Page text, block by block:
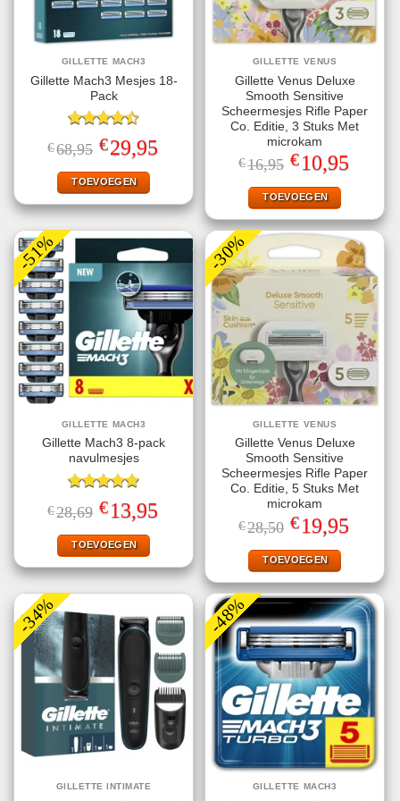
GILLETTE MACH3
Gillette Mach3 Mesjes 18-
Pack
Gewaardeerd
4.50uit 5
€68,95 Oorspronkelijke
prijs
was:
€68,95.
€29,95prijs
TOEVOEGEN
GILLETTE VENUS
Gillette Venus Deluxe
Smooth Sensitive
Scheermesjes Rifle Paper
Co. Editie, 3 Stuks Met
microkam
€16,95 Oorspronkelijke
prijs
was:
€16,95.
€10,95prijs
TOEVOEGEN
-51%
GILLETTE MACH3
Gillette Mach3 8-pack
navulmesjes
Gewaardeerd
5.00uit 5
€28,69 Oorspronkelijke
prijs
was:
€28,69.
€13,95prijs
TOEVOEGEN
-30%
GILLETTE VENUS
Gillette Venus Deluxe
Smooth Sensitive
Scheermesjes Rifle Paper
Co. Editie, 5 Stuks Met
microkam
€28,50 Oorspronkelijke
prijs
was:
€28,50.
€19,95prijs
TOEVOEGEN
-34%
GILLETTE INTIMATE
-48%
GILLETTE MACH3